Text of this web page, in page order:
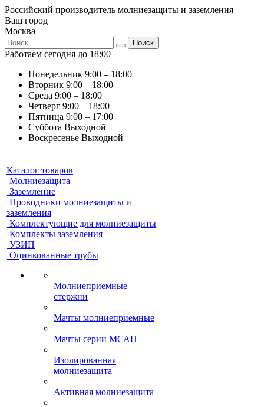
Российский производитель молниезащиты и заземления
Ваш город
Москва
Поиск
Работаем сегодня до 18:00
Понедельник 9:00 – 18:00
Вторник 9:00 – 18:00
Среда 9:00 – 18:00
Четверг 9:00 – 18:00
Пятница 9:00 – 17:00
Суббота Выходной
Воскресенье Выходной
Каталог товаров
Молниезащита
Заземление
Проводники молниезащиты и
заземления
Комплектующие для молниезащиты
Комплекты заземления
УЗИП
Оцинкованные трубы
Молниеприемные
стержни
Мачты молниеприемные
Мачты серии МСАП
Изолированная
молниезащита
Активная молниезащита